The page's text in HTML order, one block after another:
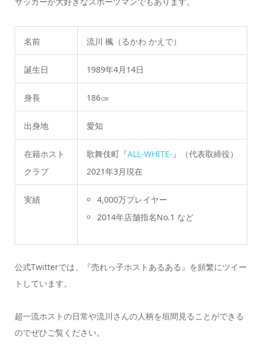
名前 流川 楓（るかわ かえで）
誕生日 1989年4月14日
身長 186㎝
出身地 愛知
在籍ホスト
クラブ
歌舞伎町『ALL-WHITE-』（代表取締役）
2021年3月現在
実績
4,000万プレイヤー
2014年店舗指名No.1 など
公式Twitterでは、『売れっ子ホストあるある』を頻繁にツイー
トしています。
超一流ホストの日常や流川さんの人柄を垣間見ることができる
のでぜひご覧ください。